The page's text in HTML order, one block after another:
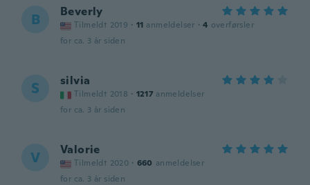
B Beverly
Tilmeldt 2019 · 11 anmeldelser · 4 overførsler
for ca. 3 år siden
S silvia
Tilmeldt 2018 · 1217 anmeldelser
for ca. 3 år siden
V Valorie
Tilmeldt 2020 · 660 anmeldelser
for ca. 3 år siden